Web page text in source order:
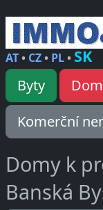
AT• CZ• PL• SK
Byty
Komerční
Domy k
Banská